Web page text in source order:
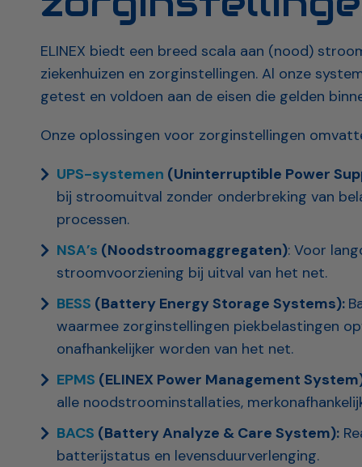
ELINEX biedt een breed scala aan (nood)
ziekenhuizen en zorginstellingen. Al onze
getest en voldoen aan de eisen die gelden
Onze oplossingen voor zorginstellingen
UPS-systemen (Uninterruptible Power
bij stroomuitval zonder onderbreking van
processen.
NSA’s (Noodstroomaggregaten): Voor
stroomvoorziening bij uitval van het net.
BESS (Battery Energy Storage Systems):
waarmee zorginstellingen piekbelastingen
onafhankelijker worden van het net.
EPMS (ELINEX Power Management
alle noodstroominstallaties,
BACS (Battery Analyze & Care System):
batterijstatus en levensduurverlenging.